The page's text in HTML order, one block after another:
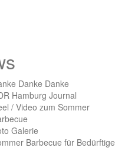
Danke Danke
Hamburg Journal
/ Video zum Sommer
Galerie
Barbecue für Bedürftige